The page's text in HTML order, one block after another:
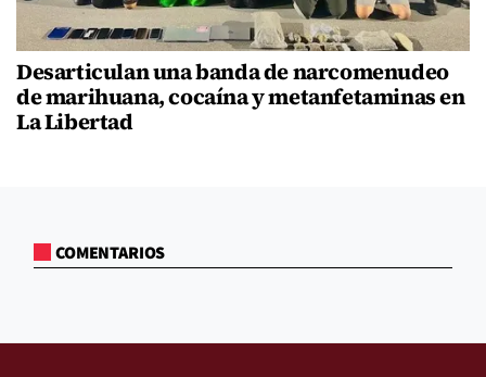
Desarticulan una banda de narcomenudeo
de marihuana, cocaína y metanfetaminas en
La Libertad
COMENTARIOS